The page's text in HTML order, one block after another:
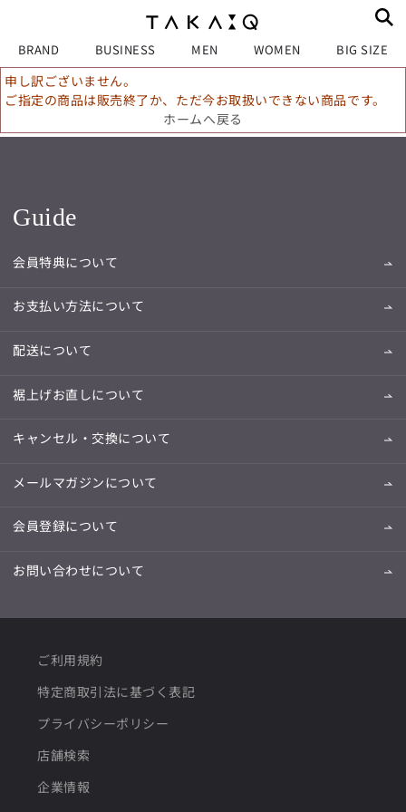
BRAND BUSINESS MEN WOMEN BIG SIZE
申し訳ございません。
ご指定の商品は販売終了か、ただ今お取扱いできない商品です。
ホームへ戻る
Guide
会員特典について
お支払い方法について
配送について
裾上げお直しについて
キャンセル・交換について
メールマガジンについて
会員登録について
お問い合わせについて
ご利用規約
特定商取引法に基づく表記
プライバシーポリシー
店舗検索
企業情報